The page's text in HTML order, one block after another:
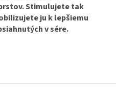
Stimulujete tak
ju k lepšiemu
v sére.